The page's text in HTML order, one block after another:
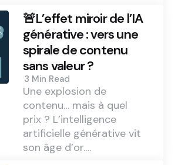
🚨L’effet miroir de l’IA
générative : vers une
spirale de contenu
sans valeur ?
3 Min Read
Une explosion de
contenu… mais à quel
prix ? L’intelligence
artificielle générative vit
son âge d’or.…